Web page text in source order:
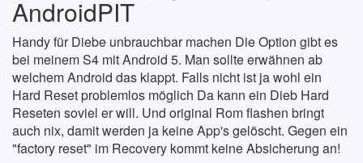
AndroidPIT
Handy für Diebe unbrauchbar machen Die Option gibt es
bei meinem S4 mit Android 5. Man sollte erwähnen ab
welchem Android das klappt. Falls nicht ist ja wohl ein
Hard Reset problemlos möglich Da kann ein Dieb Hard
Reseten soviel er will. Und original Rom flashen bringt
auch nix, damit werden ja keine App's gelöscht. Gegen ein
"factory reset" im Recovery kommt keine Absicherung an!